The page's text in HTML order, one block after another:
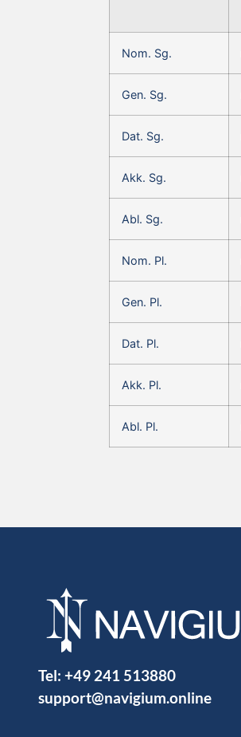
Nom. Sg.
Gen. Sg.
Dat. Sg.
Akk. Sg.
Abl. Sg.
Nom. Pl.
Gen. Pl.
Dat. Pl.
Akk. Pl.
Abl. Pl.
Tel: +49 241 513880
support@navigium.online